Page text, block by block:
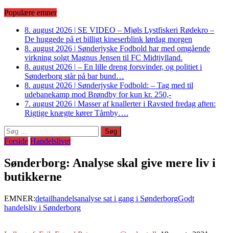
Populære emner
8. august 2026 | SE VIDEO – Mjøls Lystfiskeri Rødekro –
De huggede på et billigt kineserblink lørdag morgen
8. august 2026 | Sønderjyske Fodbold har med omgående
virkning solgt Magnus Jensen til FC Midtjylland.
8. august 2026 | – En lille dreng forsvinder, og politiet i
Sønderborg står på bar bund…
8. august 2026 | Sønderjyske Fodbold: – Tag med til
udebanekamp mod Brøndby for kun kr. 250,-
7. august 2026 | Masser af knallerter i Ravsted fredag aften:
Rigtige knægte kører Tårnby….
Søg
efter:
Forside Handelslivet
Sønderborg: Analyse skal give mere liv i
butikkerne
EMNER:detailhandelsanalyse sat i gang i SønderborgGodt
handelsliv i Sønderborg